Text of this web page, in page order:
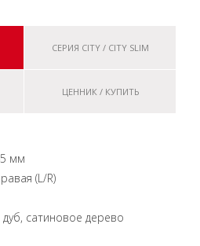
СЕРИЯ CITY / CITY SLIM
ЦЕННИК / КУПИТЬ
мм
(L/R)
сатиновое дерево